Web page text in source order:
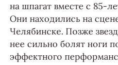
на шпагат вместе с 85-
Они находились на
Челябинске. Позже
нее сильно болят ноги
эффектного